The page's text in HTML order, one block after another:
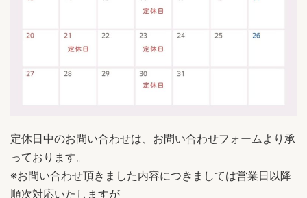
定休日中のお問い合わせは、お問い合わせフォームより承
っております。
※お問い合わせ頂きました内容につきましては営業日以降
順次対応いたしますが